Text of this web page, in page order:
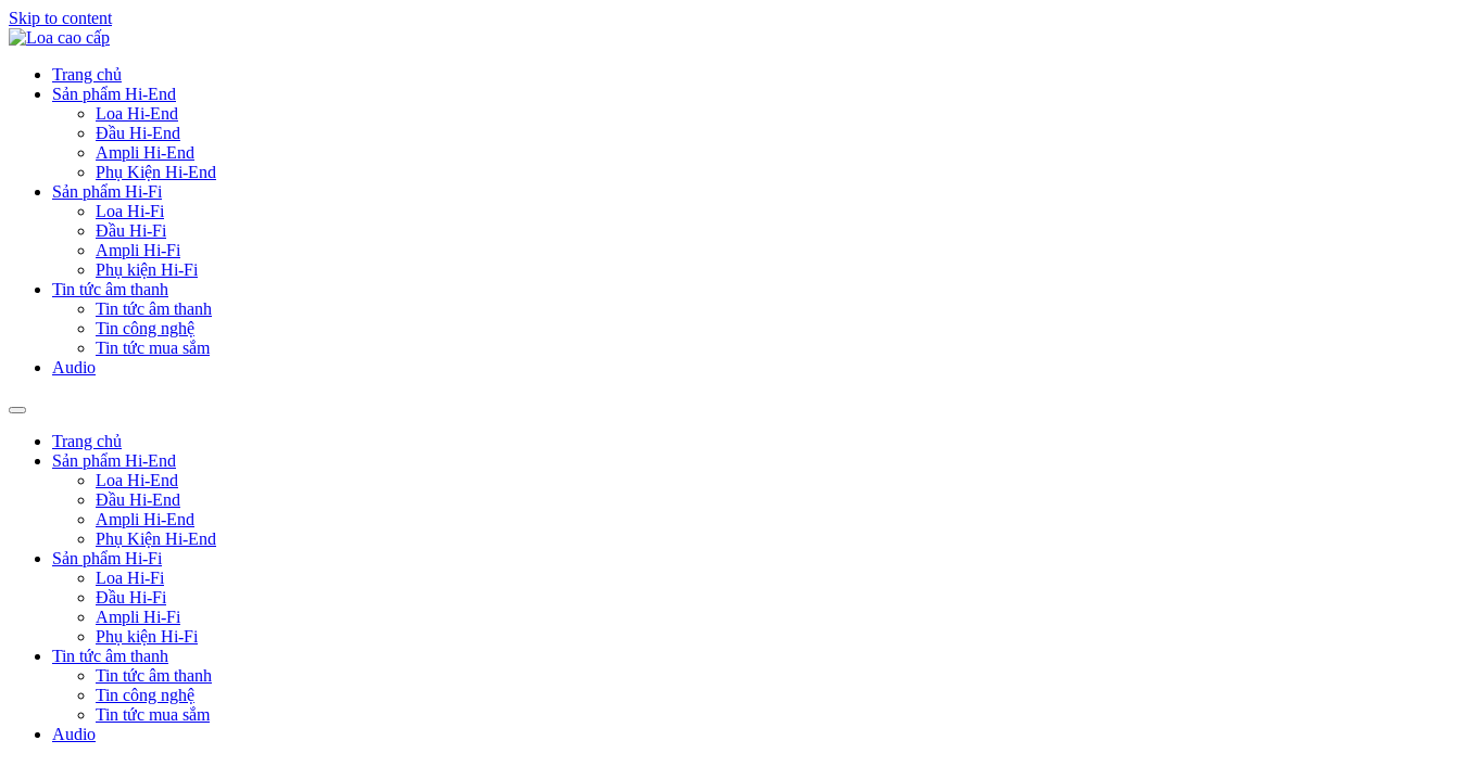
Skip to content
Trang chủ
Sản phẩm Hi-End
Loa Hi-End
Đầu Hi-End
Ampli Hi-End
Phụ Kiện Hi-End
Sản phẩm Hi-Fi
Loa Hi-Fi
Đầu Hi-Fi
Ampli Hi-Fi
Phụ kiện Hi-Fi
Tin tức âm thanh
Tin tức âm thanh
Tin công nghệ
Tin tức mua sắm
Audio
Trang chủ
Sản phẩm Hi-End
Loa Hi-End
Đầu Hi-End
Ampli Hi-End
Phụ Kiện Hi-End
Sản phẩm Hi-Fi
Loa Hi-Fi
Đầu Hi-Fi
Ampli Hi-Fi
Phụ kiện Hi-Fi
Tin tức âm thanh
Tin tức âm thanh
Tin công nghệ
Tin tức mua sắm
Audio